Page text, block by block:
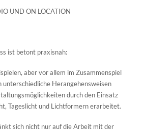
UND ON LOCATION
ist betont praxisnah:
aber vor allem im Zusammenspiel
Herangehensweisen
durch den Einsatz
Tageslicht und Lichtformern erarbeitet.
sich nicht nur auf die Arbeit mit der